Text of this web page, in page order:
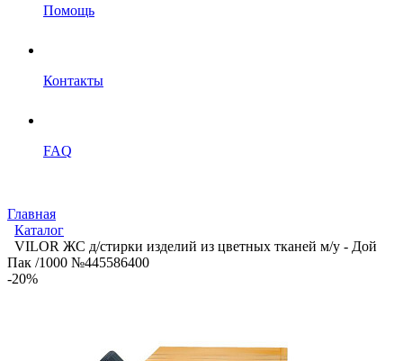
Помощь
Контакты
FAQ
Главная
Каталог
VILOR ЖС д/стирки изделий из цветных тканей м/у - Дой
Пак /1000 №445586400
-20%